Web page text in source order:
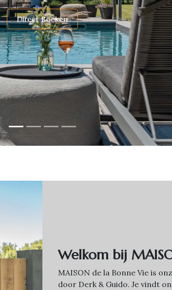
​Direc​t Boeken
Welkom bij
MAISON de la Bonne Vie is
door Derk & Guido. Je vindt